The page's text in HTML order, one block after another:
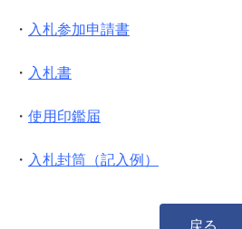
・ 入札参加申請書
・ 入札書
・ 使用印鑑届
・ 入札封筒（記入例）